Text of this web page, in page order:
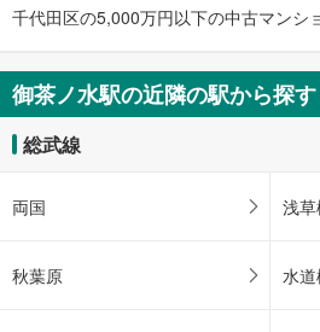
ジ
保
存
す
る
千代田区の5,000万円以下の中古マンシ
御茶ノ水駅の近隣の駅から探す
総武線
両国 浅草
秋葉原 水道